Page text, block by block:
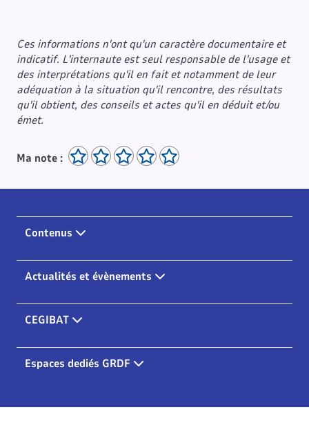
Ces informations n'ont qu'un caractère documentaire et
indicatif. L'internaute est seul responsable de l'usage et
des interprétations qu'il en fait et notamment de leur
adéquation à la situation qu'il rencontre, des résultats
qu'il obtient, des conseils et actes qu'il en déduit et/ou
émet.
Ma note :
Contenus
Actualités et évènements
CEGIBAT
Espaces dediés GRDF